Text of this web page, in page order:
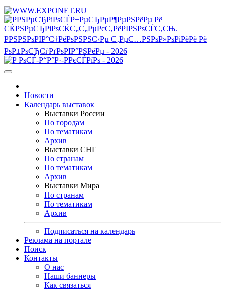
Новости
Календарь выставок
Выставки России
По городам
По тематикам
Архив
Выставки СНГ
По странам
По тематикам
Архив
Выставки Мира
По странам
По тематикам
Архив
Подписаться на календарь
Реклама на портале
Поиск
Контакты
О нас
Наши баннеры
Как связаться